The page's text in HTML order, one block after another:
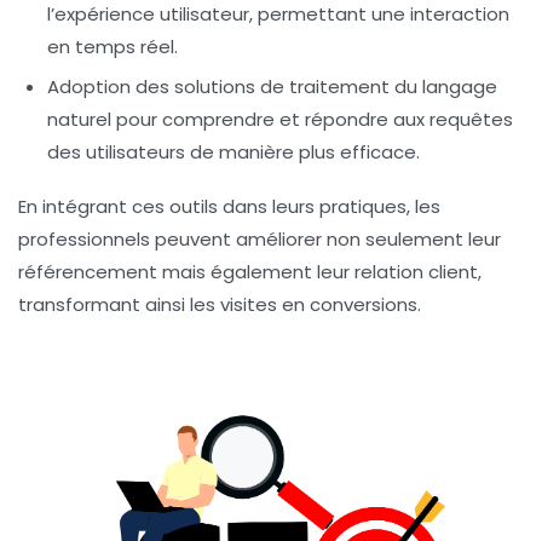
l’expérience utilisateur, permettant une interaction
en temps réel.
Adoption des solutions de traitement du langage
naturel pour comprendre et répondre aux requêtes
des utilisateurs de manière plus efficace.
En intégrant ces outils dans leurs pratiques, les
professionnels peuvent améliorer non seulement leur
référencement mais également leur relation client,
transformant ainsi les visites en conversions.